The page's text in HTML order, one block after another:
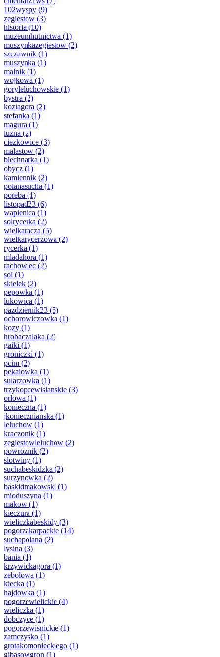
102wyspy (9)
zegiestow (3)
historia (10)
muzeumhutnictwa (1)
muszynkazegiestow (2)
szczawnik (1)
muszynka (1)
malnik (1)
wojkowa (1)
goryleluchowskie (1)
bystra (2)
koziagora (2)
stefanka (1)
magura (1)
luzna (2)
ciezkowice (3)
malastow (2)
blechnarka (1)
obycz (1)
kamiennik (2)
polanasucha (1)
poreba (1)
listopad23 (6)
wapienica (1)
solrycerka (2)
wielkaracza (5)
wielkarycerzowa (2)
rycerka (1)
mladahora (1)
rachowiec (2)
sol (1)
skielek (2)
pepowka (1)
lukowica (1)
pazdziernik23 (5)
ochorowiczowka (1)
kozy (1)
hrobaczalaka (2)
gaiki (1)
groniczki (1)
pcim (2)
pekalowka (1)
sularzowka (1)
trzykopcewislanskie (3)
orlowa (1)
konieczna (1)
jkoniecznianska (1)
leluchow (1)
kraczonik (1)
zegiestowleluchow (2)
powroznik (2)
slotwiny (1)
suchabeskidzka (2)
surzynowka (2)
baskidmakowski (1)
mioduszyna (1)
makow (1)
kieczura (1)
wieliczkabeskidy (3)
pogorzakarpackie (14)
suchapolana (2)
lysina (3)
bania (1)
krzywickagora (1)
zebolowa (1)
kiecka (1)
hajdowka (1)
pogorzewielickie (4)
wieliczka (1)
dobczyce (1)
pogorzewisnickie (1)
zamczysko (1)
grotakomonieckiego (1)
gibasowgron (1)